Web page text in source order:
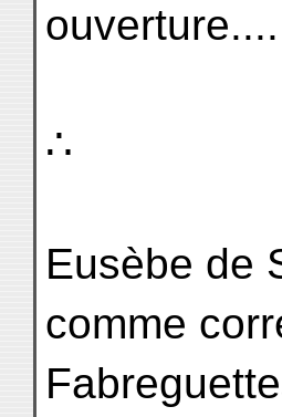
ouverture....
∴
Eusèbe de
comme